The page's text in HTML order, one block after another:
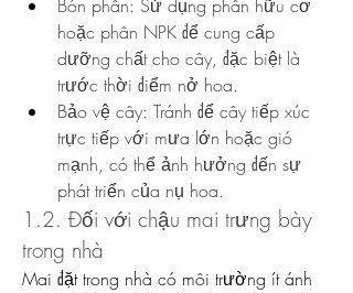
Bón phân: Sử dụng phân hữu cơ
hoặc phân NPK để cung cấp
dưỡng chất cho cây, đặc biệt là
trước thời điểm nở hoa.
Bảo vệ cây: Tránh để cây tiếp xúc
trực tiếp với mưa lớn hoặc gió
mạnh, có thể ảnh hưởng đến sự
phát triển của nụ hoa.
1.2. Đối với chậu mai trưng bày
trong nhà
Mai đặt trong nhà có môi trường ít ánh